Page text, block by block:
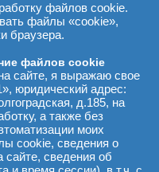
промышленников и
и Русфонда
Свердловскую
клиническую
№1. Они оценили
нового
приобретенного
Екатерининской
для отделений
кардиохирургии и
реанимации для
первой областной, где
получают
файлов cookie.
файлы «cookie»,
браузера.
файлов cookie
сайте, я выражаю свое
юридический адрес:
д.185, на
а также без
моих
cookie, сведения о
сайте, сведения об